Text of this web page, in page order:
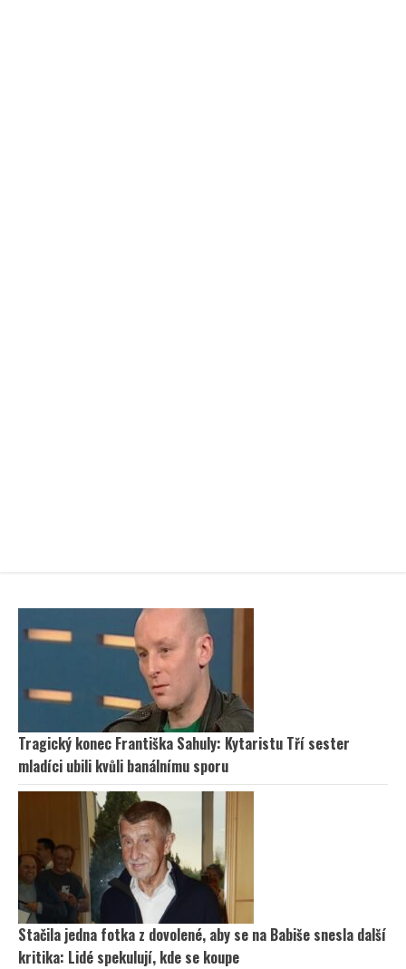
Tragický konec Františka Sahuly: Kytaristu Tří sester
mladíci ubili kvůli banálnímu sporu
Stačila jedna fotka z dovolené, aby se na Babiše snesla další
kritika: Lidé spekulují, kde se koupe